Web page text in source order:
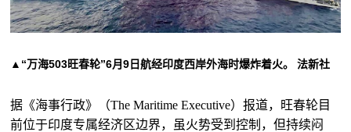
▲“万海503旺春轮”6月9日航经印度西岸外海时爆炸着火。 法新社
据《海事行政》（The Maritime Executive）报道，旺春轮目
前位于印度专属经济区边界，虽火势受到控制，但持续闷